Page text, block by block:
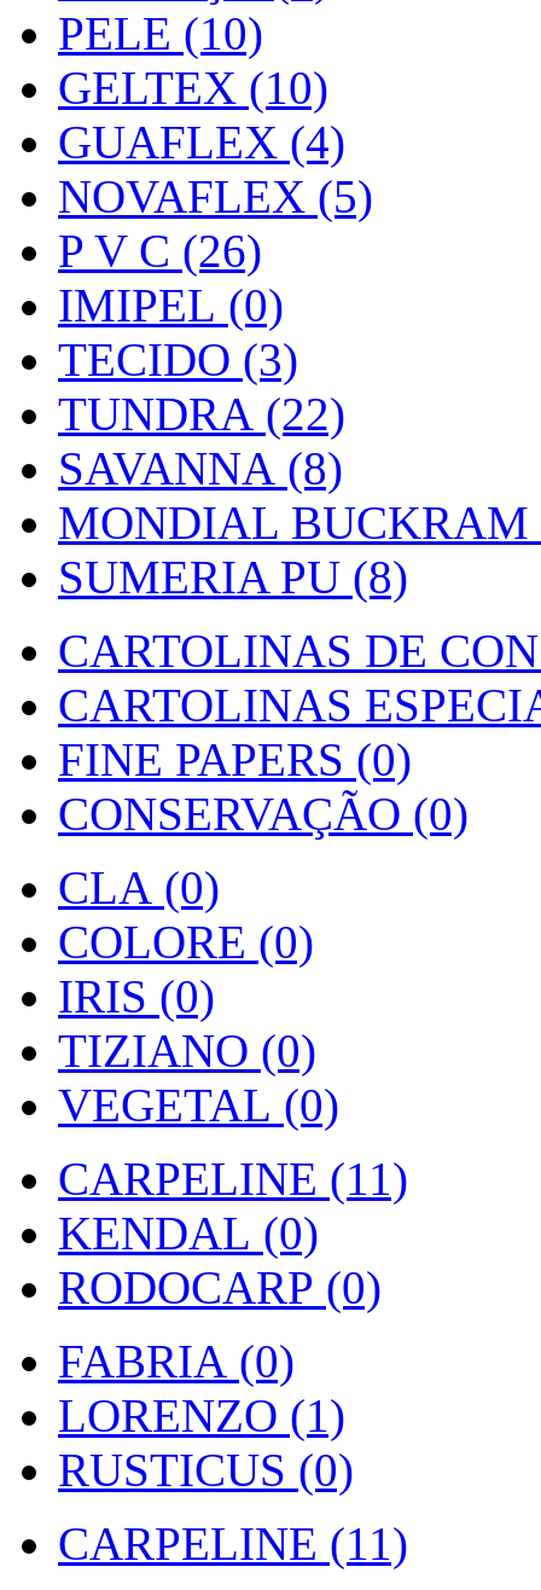
PELE (10)
GELTEX (10)
GUAFLEX (4)
NOVAFLEX (5)
P V C (26)
IMIPEL (0)
TECIDO (3)
TUNDRA (22)
SAVANNA (8)
MONDIAL BUCKRAM
SUMERIA PU (8)
CARTOLINAS DE
CARTOLINAS
FINE PAPERS (0)
CONSERVAÇÃO (0)
CLA (0)
COLORE (0)
IRIS (0)
TIZIANO (0)
VEGETAL (0)
CARPELINE (11)
KENDAL (0)
RODOCARP (0)
FABRIA (0)
LORENZO (1)
RUSTICUS (0)
CARPELINE (11)